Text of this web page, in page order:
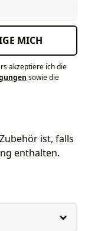
MICH
akzeptiere ich die
sowie die
ist, falls
enthalten.